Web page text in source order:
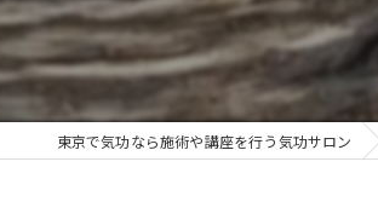
編）
編）
東京で気功なら施術や講座を行う気功サロン